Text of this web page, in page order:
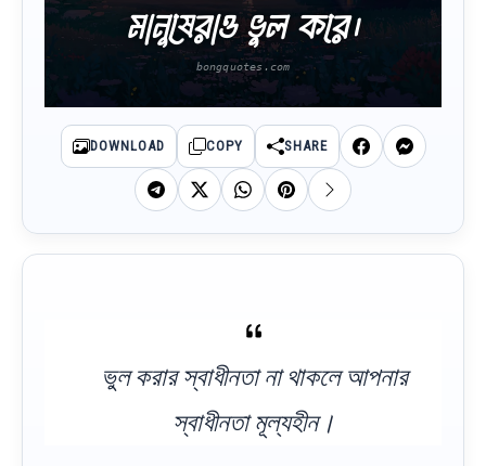
মানুষেরাও ভুল করে।
DOWNLOAD COPY SHARE
ভুল করার স্বাধীনতা না থাকলে আপনার
স্বাধীনতা মূল্যহীন।